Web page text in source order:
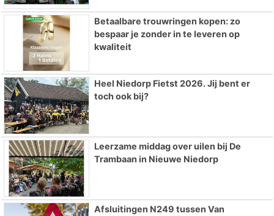
Betaalbare trouwringen kopen: zo
bespaar je zonder in te leveren op
kwaliteit
Heel Niedorp Fietst 2026. Jij bent er
toch ook bij?
Leerzame middag over uilen bij De
Trambaan in Nieuwe Niedorp
Afsluitingen N249 tussen Van